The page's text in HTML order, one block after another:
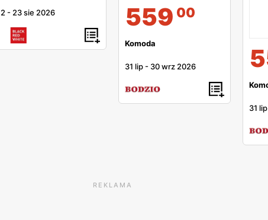
2 - 23 sie 2026 559 00
Komoda
31 lip - 30 wrz 2026
31 lip
REKLAMA